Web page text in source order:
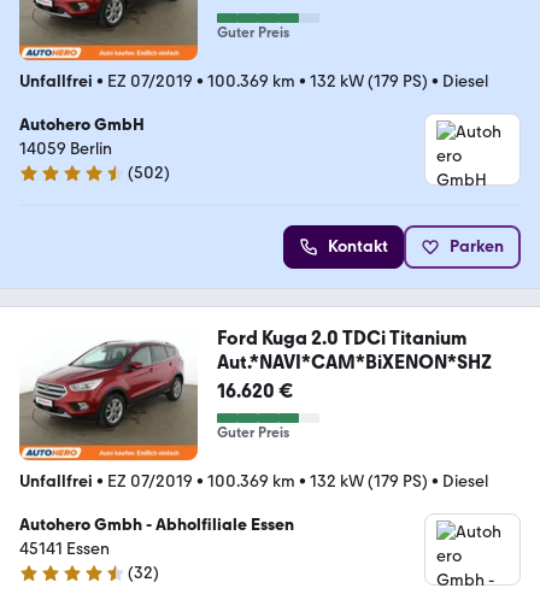
Guter Preis
Unfallfrei • EZ 07/2019 • 100.369 km • 132 kW (179 PS) • Diesel
Autohero GmbH
14059 Berlin
4.5 Sterne
(502)
Kontakt Parken
Ford Kuga 2.0 TDCi Titanium
Aut.*NAVI*CAM*BiXENON*SHZ
16.620 €
Guter Preis
Unfallfrei • EZ 07/2019 • 100.369 km • 132 kW (179 PS) • Diesel
Autohero Gmbh - Abholfiliale Essen
45141 Essen
4.7 Sterne
(32)